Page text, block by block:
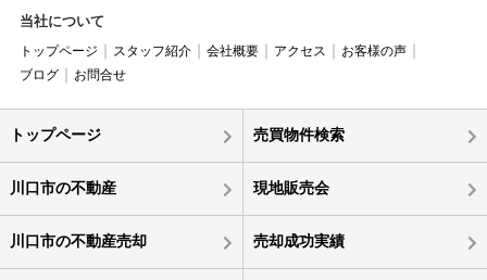
当社について
トップページ スタッフ紹介 会社概要 アクセス
お客様の声
ブログ
お問合せ
トップページ 売買物件検索
川口市の不動産 現地販売会
川口市の不動産売却 売却成功実績